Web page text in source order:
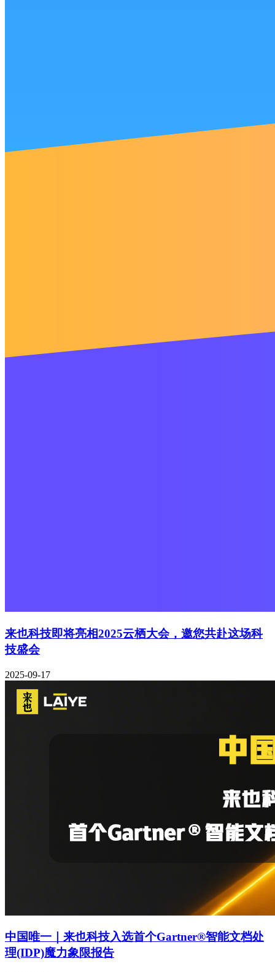
来也科技即将亮相2025云栖大会，邀您共赴这场科
技盛会
2025-09-17
中国唯一｜来也科技入选首个Gartner®智能文档处
理(IDP)魔力象限报告